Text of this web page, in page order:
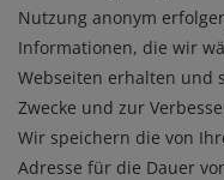
Nutzung anonym
Informationen, die wir
Webseiten erhalten und
Zwecke und zur
Wir speichern die von
Adresse für die Dauer